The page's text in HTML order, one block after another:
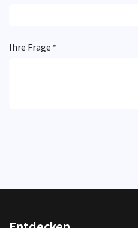
Ihre Frage *